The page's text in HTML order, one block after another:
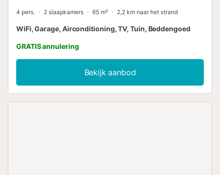
4 pers. 2 slaapkamers 65 m² 2,2 km naar het strand
WiFi, Garage, Airconditioning, TV, Tuin, Beddengoed
GRATIS annulering
Bekijk aanbod